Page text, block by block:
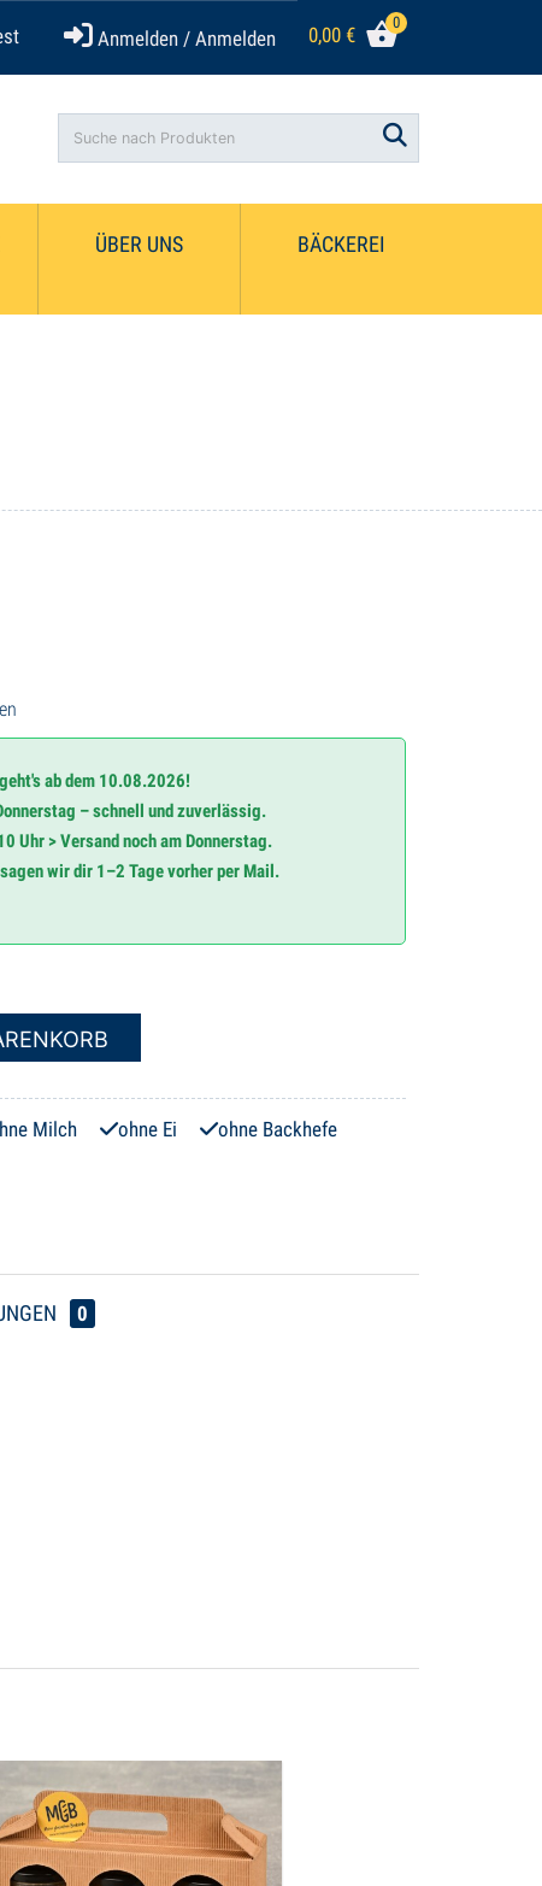
Anmelden / Anmelden 0,00 € 0
ÜBER UNS BÄCKEREI
ab dem 10.08.2026!
– schnell und zuverlässig.
Uhr > Versand noch am Donnerstag.
wir dir 1–2 Tage vorher per Mail.
Milch ohne Ei
ohne Backhefe
0